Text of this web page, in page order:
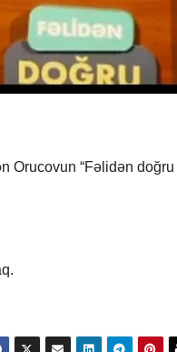
Orucovun “Fəlidən doğru